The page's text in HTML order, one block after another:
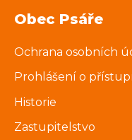
Obec Psáře
Ochrana osobních
Prohlášení o
Historie
Zastupitelstvo